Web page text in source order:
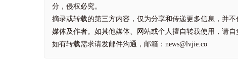
分，侵权必究。
摘录或转载的第三方内容，仅为分享和传递更多信息，并
媒体及作者。如其他媒体、网站或个人擅自转载使用，请自
如有转载需求请发邮件沟通，邮箱：news@lvjie.co